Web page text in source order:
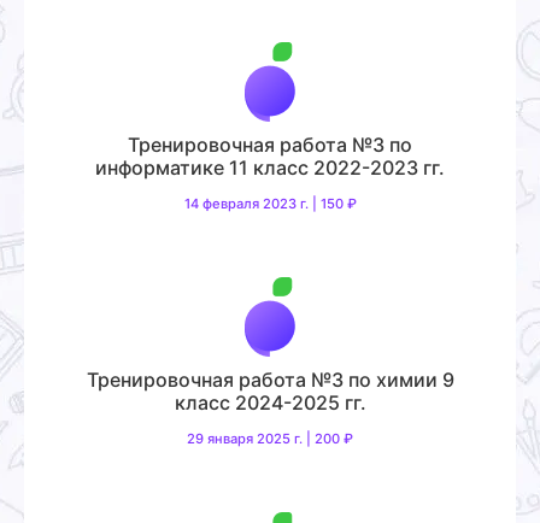
Тренировочная работа №3 по
информатике 11 класс 2022-2023 гг.
14 февраля 2023 г. | 150 ₽
Тренировочная работа №3 по химии 9
класс 2024-2025 гг.
29 января 2025 г. | 200 ₽